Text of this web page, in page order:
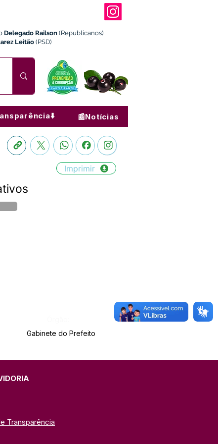
Delegado Railson (Republicanos)
Leitão (PSD)
📰Notícias
Imprimir
Gabinete do Prefeito
Transparência